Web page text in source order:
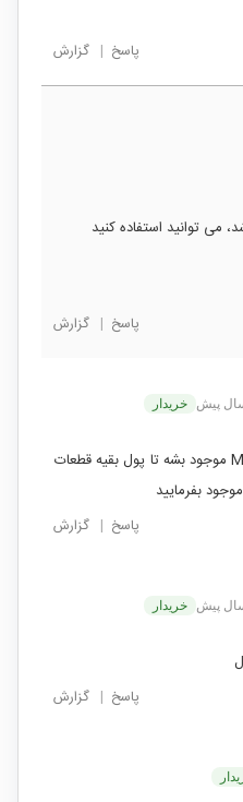
پاسخ | گزارش
می توانید استفاده کنید
پاسخ | گزارش
خریدار
سلام من منتظر هستم MAX 6675 موجود بشه تا پول بقیه قطعات
پاسخ | گزارش
خریدار
پاسخ | گزارش